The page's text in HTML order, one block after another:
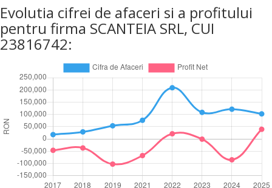
Evolutia cifrei de afaceri si a profitului
pentru firma SCANTEIA SRL, CUI
23816742: